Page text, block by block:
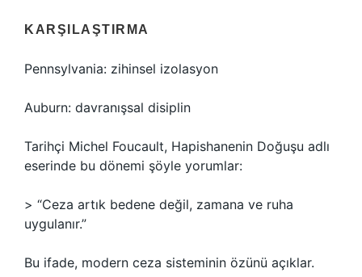
KARŞILAŞTIRMA
Pennsylvania: zihinsel izolasyon
Auburn: davranışsal disiplin
Tarihçi Michel Foucault, Hapishanenin Doğuşu adlı
eserinde bu dönemi şöyle yorumlar:
> “Ceza artık bedene değil, zamana ve ruha
uygulanır.”
Bu ifade, modern ceza sisteminin özünü açıklar.